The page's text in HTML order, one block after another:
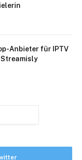
Anbieter für IPTV